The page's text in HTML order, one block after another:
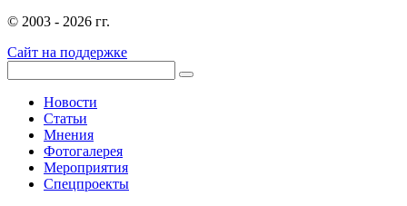
© 2003 - 2026 гг.
Сайт на поддержке
Новости
Статьи
Мнения
Фотогалерея
Мероприятия
Спецпроекты